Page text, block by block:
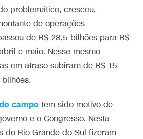
problemático, cresceu,
de operações
de R$ 28,5 bilhões para R$
e maio. Nesse mesmo
em atraso subiram de R$ 15
campo tem sido motivo de
e o Congresso. Nesta
do Rio Grande do Sul fizeram